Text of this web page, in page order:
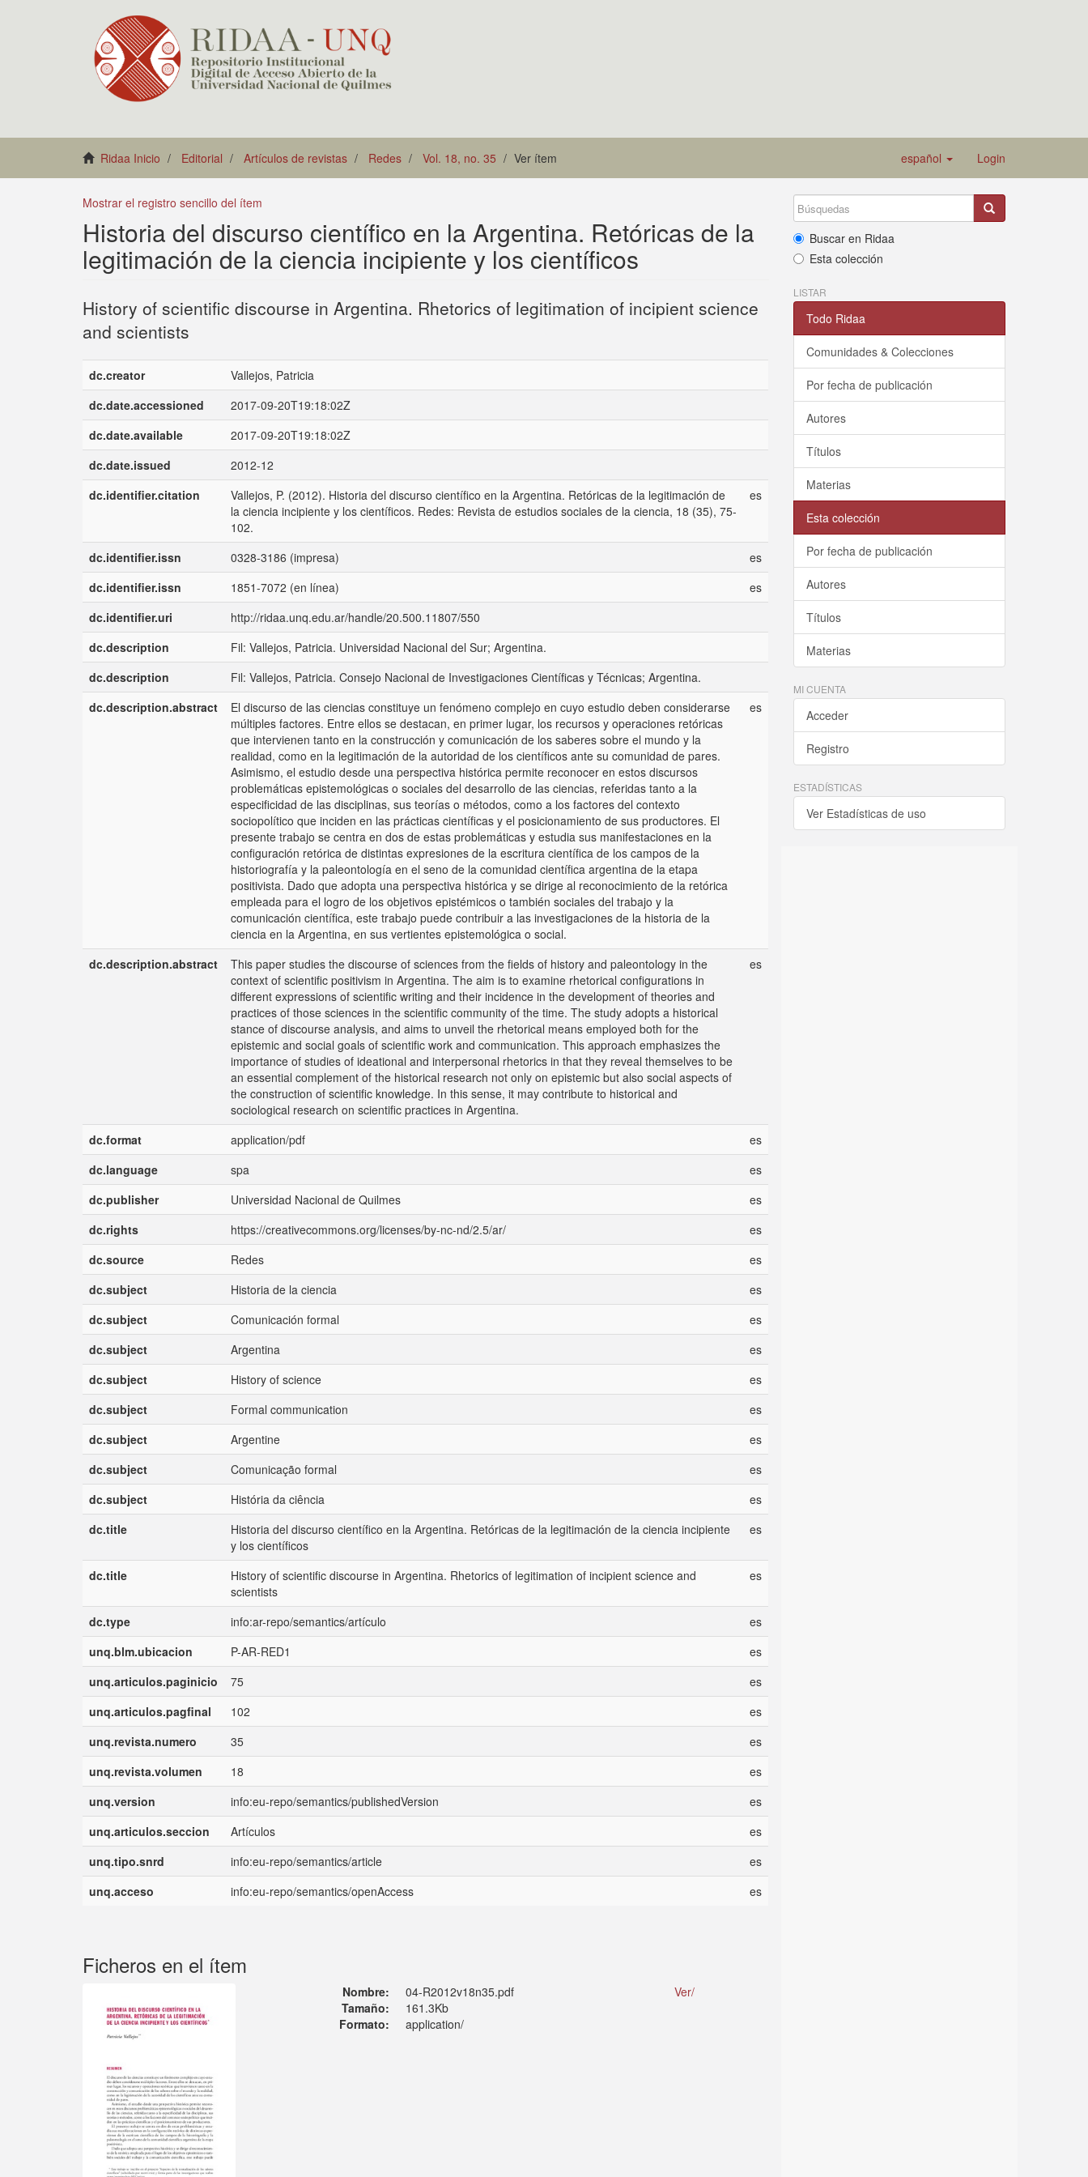
Ridaa Inicio Editorial Artículos de revistas Redes Vol. 18, no. 35 Ver ítem español Login
Mostrar el registro sencillo del ítem
Historia del discurso científico en la Argentina. Retóricas de la
legitimación de la ciencia incipiente y los científicos
History of scientific discourse in Argentina. Rhetorics of legitimation of incipient science
and scientists
dc.creator
Vallejos, Patricia
dc.date.accessioned
2017-09-20T19:18:02Z
dc.date.available
2017-09-20T19:18:02Z
dc.date.issued
2012-12
dc.identifier.citation
Vallejos, P. (2012). Historia del discurso científico en la Argentina. Retóricas de la legitimación de
la ciencia incipiente y los científicos. Redes: Revista de estudios sociales de la ciencia, 18 (35), 75-
102.
es
dc.identifier.issn 0328-3186 (impresa)
es
dc.identifier.issn
1851-7072 (en línea)
es
dc.identifier.uri
http://ridaa.unq.edu.ar/handle/20.500.11807/550
dc.description
Fil: Vallejos, Patricia. Universidad Nacional del Sur; Argentina.
dc.description
Fil: Vallejos, Patricia. Consejo Nacional de Investigaciones Científicas y Técnicas; Argentina.
dc.description.abstract
El discurso de las ciencias constituye un fenómeno complejo en cuyo estudio deben considerarse
múltiples factores. Entre ellos se destacan, en primer lugar, los recursos y operaciones retóricas
que intervienen tanto en la construcción y comunicación de los saberes sobre el mundo y la
realidad, como en la legitimación de la autoridad de los científicos ante su comunidad de pares.
Asimismo, el estudio desde una perspectiva histórica permite reconocer en estos discursos
problemáticas epistemológicas o sociales del desarrollo de las ciencias, referidas tanto a la
especificidad de las disciplinas, sus teorías o métodos, como a los factores del contexto
sociopolítico que inciden en las prácticas científicas y el posicionamiento de sus productores. El
presente trabajo se centra en dos de estas problemáticas y estudia sus manifestaciones en la
configuración retórica de distintas expresiones de la escritura científica de los campos de la
historiografía y la paleontología en el seno de la comunidad científica argentina de la etapa
positivista. Dado que adopta una perspectiva histórica y se dirige al reconocimiento de la retórica
empleada para el logro de los objetivos epistémicos o también sociales del trabajo y la
comunicación científica, este trabajo puede contribuir a las investigaciones de la historia de la
ciencia en la Argentina, en sus vertientes epistemológica o social.
es
dc.description.abstract
This paper studies the discourse of sciences from the fields of history and paleontology in the
context of scientific positivism in Argentina. The aim is to examine rhetorical configurations in
different expressions of scientific writing and their incidence in the development of theories and
practices of those sciences in the scientific community of the time. The study adopts a historical
stance of discourse analysis, and aims to unveil the rhetorical means employed both for the
epistemic and social goals of scientific work and communication. This approach emphasizes the
importance of studies of ideational and interpersonal rhetorics in that they reveal themselves to be
an essential complement of the historical research not only on epistemic but also social aspects of
the construction of scientific knowledge. In this sense, it may contribute to historical and
sociological research on scientific practices in Argentina.
es
dc.format application/pdf
es
dc.language
spa
es
dc.publisher
Universidad Nacional de Quilmes
es
dc.rights
https://creativecommons.org/licenses/by-nc-nd/2.5/ar/
es
dc.source
Redes
es
dc.subject
Historia de la ciencia
es
dc.subject
Comunicación formal
es
dc.subject
Argentina
es
dc.subject
History of science
es
dc.subject
Formal communication
es
dc.subject
Argentine
es
dc.subject
Comunicação formal
es
dc.subject
História da ciência
es
dc.title
Historia del discurso científico en la Argentina. Retóricas de la legitimación de la ciencia incipiente
y los científicos
es
dc.title
History of scientific discourse in Argentina. Rhetorics of legitimation of incipient science and
scientists
es
dc.type info:ar-repo/semantics/artículo
es
unq.blm.ubicacion
P-AR-RED1
es
unq.articulos.paginicio
75
es
unq.articulos.pagfinal
102
es
unq.revista.numero
35
es
unq.revista.volumen
18
es
unq.version
info:eu-repo/semantics/publishedVersion
es
unq.articulos.seccion
Artículos
es
unq.tipo.snrd
info:eu-repo/semantics/article
es
unq.acceso
info:eu-repo/semantics/openAccess es
Ficheros en el ítem
Nombre:
04-R2012v18n35.pdf
Tamaño:
161.3Kb
Formato:
application/
Ver/
Buscar en Ridaa
Esta colección
LISTAR
Todo Ridaa
Comunidades & Colecciones
Por fecha de publicación
Autores
Títulos
Materias
Esta colección
Por fecha de publicación
Autores
Títulos
Materias
MI CUENTA
Acceder
Registro
ESTADÍSTICAS
Ver Estadísticas de uso